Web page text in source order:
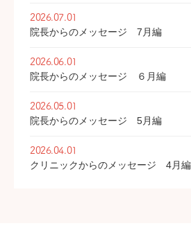
2026.07.01
院長からのメッセージ 7月編
2026.06.01
院長からのメッセージ ６月編
2026.05.01
院長からのメッセージ 5月編
2026.04.01
クリニックからのメッセージ 4月編